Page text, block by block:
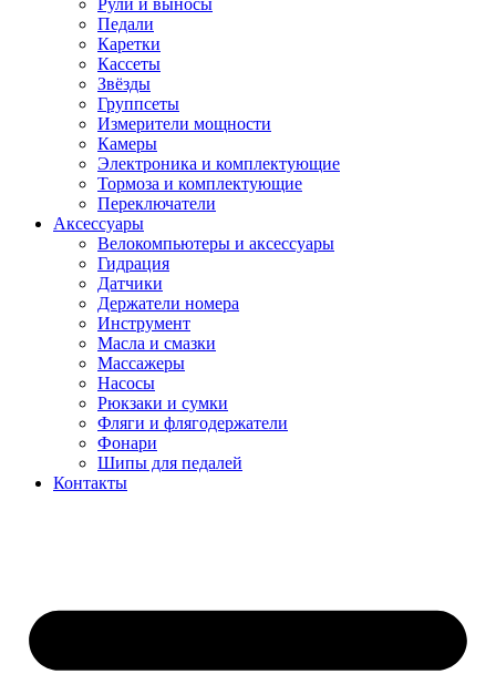
Рули и выносы
Педали
Каретки
Кассеты
Звёзды
Группсеты
Измерители мощности
Камеры
Электроника и комплектующие
Тормоза и комплектующие
Переключатели
Аксессуары
Велокомпьютеры и аксессуары
Гидрация
Датчики
Держатели номера
Инструмент
Масла и смазки
Массажеры
Насосы
Рюкзаки и сумки
Фляги и флягодержатели
Фонари
Шипы для педалей
Контакты